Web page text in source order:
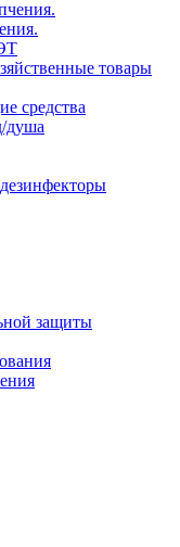
товары
средства
душа
защиты